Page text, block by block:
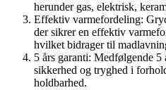
herunder gas, elektrisk,
Effektiv varmefordeling:
der sikrer en effektiv
hvilket bidrager til
5 års garanti: Medfølgende 5
sikkerhed og tryghed i
holdbarhed.